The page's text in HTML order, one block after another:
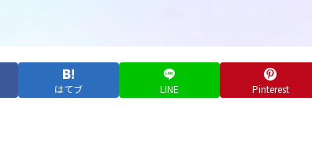
はてブ LINE Pinterest